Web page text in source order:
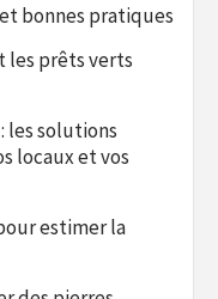
bonnes pratiques
les prêts verts
les solutions
locaux et vos
estimer la